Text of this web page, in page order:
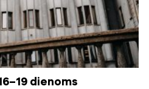
dienoms